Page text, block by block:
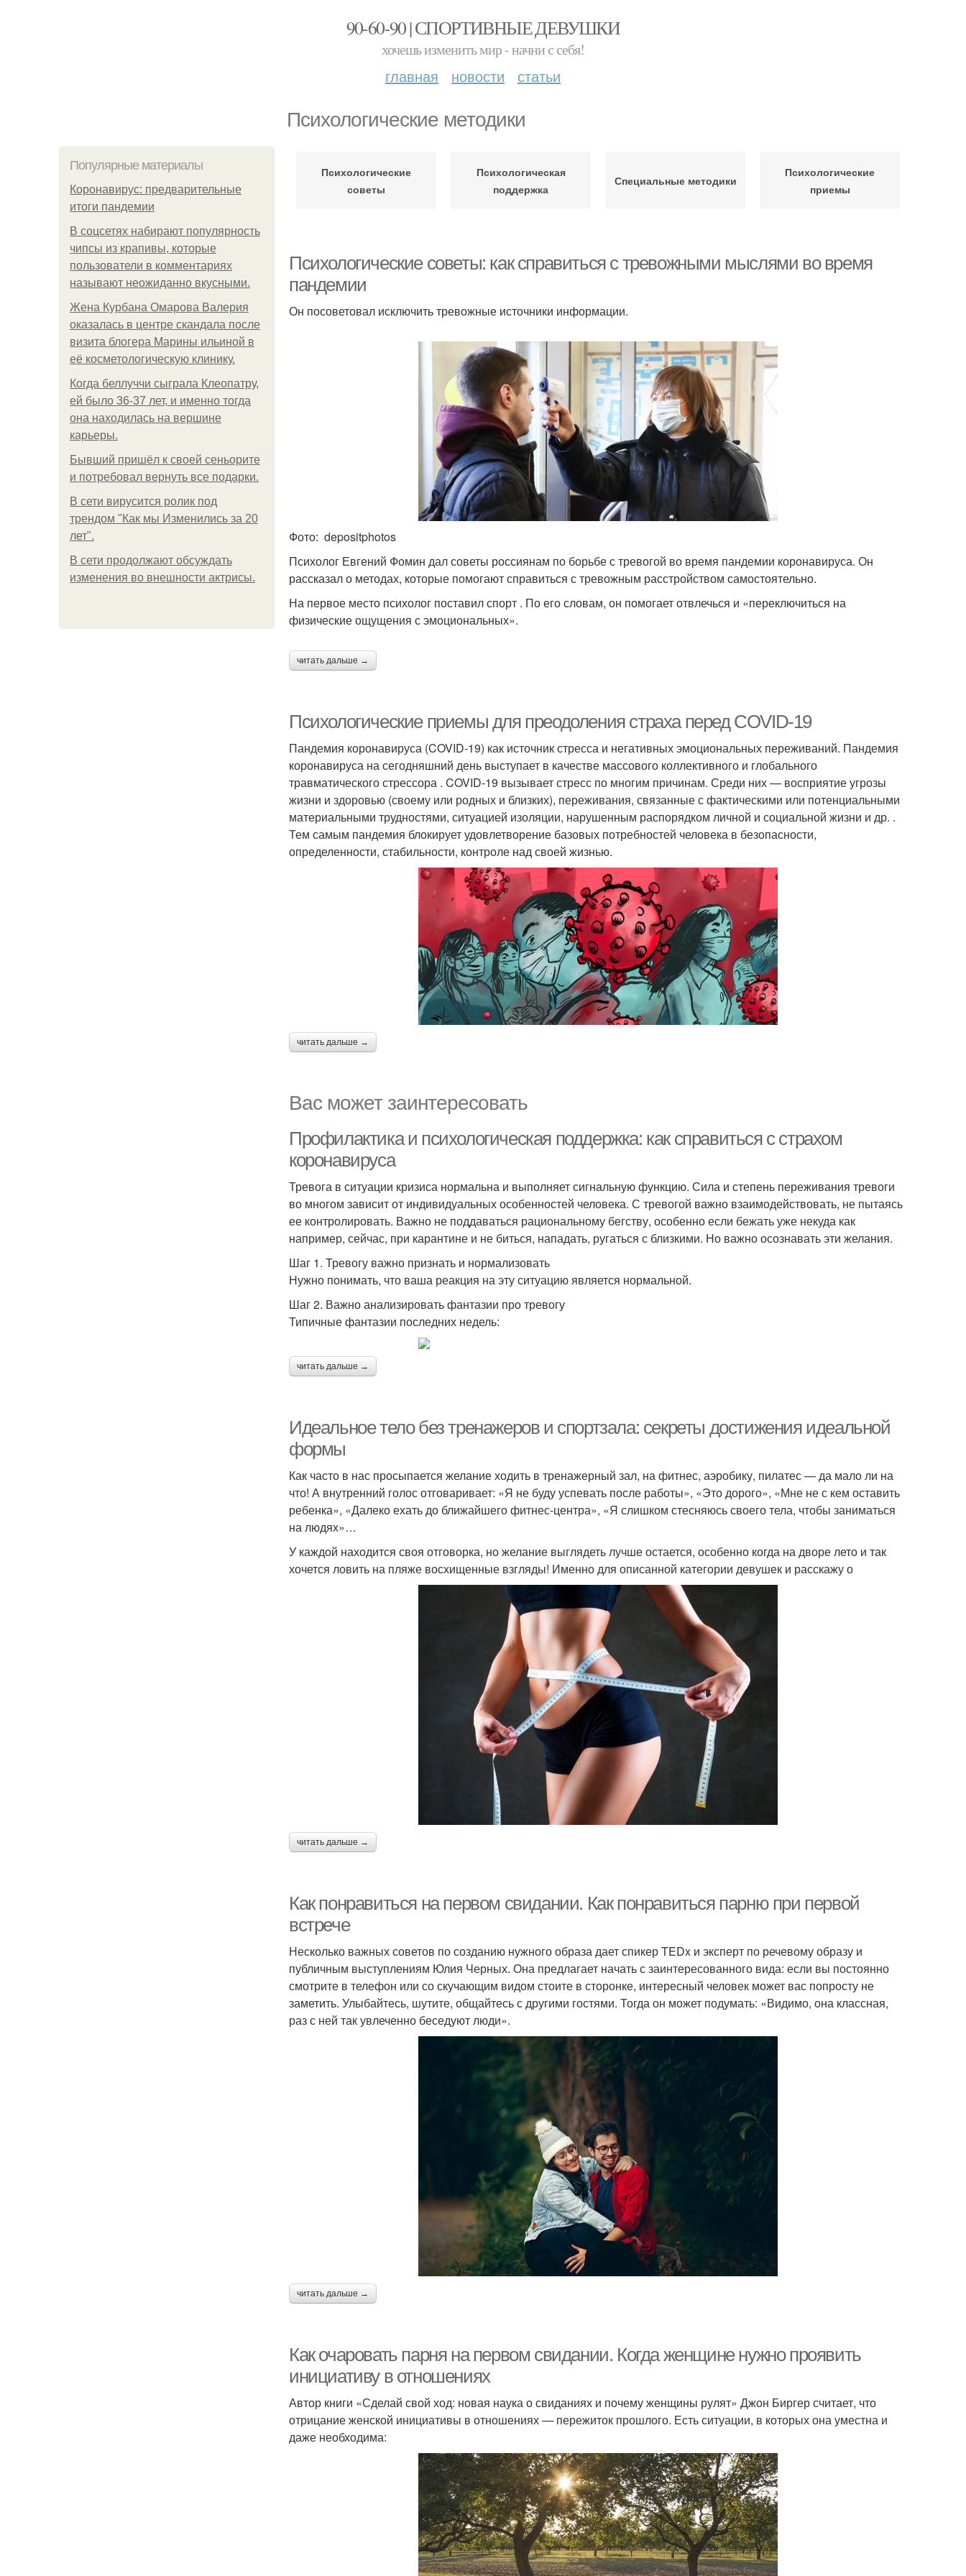
90-60-90 | СПОРТИВНЫЕ ДЕВУШКИ
хочешь изменить мир - начни с себя!
главная новости статьи
Психологические методики
Популярные материалы
Коронавирус: предварительные
итоги пандемии
В соцсетях набирают популярность
чипсы из крапивы, которые
пользователи в комментариях
называют неожиданно вкусными.
Жена Курбана Омарова Валерия
оказалась в центре скандала после
визита блогера Марины ильиной в
её косметологическую клинику.
Когда беллуччи сыграла Клеопатру,
ей было 36-37 лет, и именно тогда
она находилась на вершине
карьеры.
Бывший пришёл к своей сеньорите
и потребовал вернуть все подарки.
В сети вирусится ролик под
трендом "Как мы Изменились за 20
лет".
В сети продолжают обсуждать
изменения во внешности актрисы.
Психологические
советы
Психологическая
поддержка
Специальные методики
Психологические
приемы
Психологические советы: как справиться с тревожными мыслями во время
пандемии
Он посоветовал исключить тревожные источники информации.
Фото: depositphotos
Психолог Евгений Фомин дал советы россиянам по борьбе с тревогой во время пандемии коронавируса. Он
рассказал о методах, которые помогают справиться с тревожным расстройством самостоятельно.
На первое место психолог поставил спорт . По его словам, он помогает отвлечься и «переключиться на
физические ощущения с эмоциональных».
читать дальше →
Психологические приемы для преодоления страха перед COVID-19
Пандемия коронавируса (COVID-19) как источник стресса и негативных эмоциональных переживаний. Пандемия
коронавируса на сегодняшний день выступает в качестве массового коллективного и глобального
травматического стрессора . COVID-19 вызывает стресс по многим причинам. Среди них — восприятие угрозы
жизни и здоровью (своему или родных и близких), переживания, связанные с фактическими или потенциальными
материальными трудностями, ситуацией изоляции, нарушенным распорядком личной и социальной жизни и др. .
Тем самым пандемия блокирует удовлетворение базовых потребностей человека в безопасности,
определенности, стабильности, контроле над своей жизнью.
читать дальше →
Вас может заинтересовать
Профилактика и психологическая поддержка: как справиться с страхом
коронавируса
Тревога в ситуации кризиса нормальна и выполняет сигнальную функцию. Сила и степень переживания тревоги
во многом зависит от индивидуальных особенностей человека. С тревогой важно взаимодействовать, не пытаясь
ее контролировать. Важно не поддаваться рациональному бегству, особенно если бежать уже некуда как
например, сейчас, при карантине и не биться, нападать, ругаться с близкими. Но важно осознавать эти желания.
Шаг 1. Тревогу важно признать и нормализовать
Нужно понимать, что ваша реакция на эту ситуацию является нормальной.
Шаг 2. Важно анализировать фантазии про тревогу
Типичные фантазии последних недель:
читать дальше →
Идеальное тело без тренажеров и спортзала: секреты достижения идеальной
формы
Как часто в нас просыпается желание ходить в тренажерный зал, на фитнес, аэробику, пилатес — да мало ли на
что! А внутренний голос отговаривает: «Я не буду успевать после работы», «Это дорого», «Мне не с кем оставить
ребенка», «Далеко ехать до ближайшего фитнес-центра», «Я слишком стесняюсь своего тела, чтобы заниматься
на людях»…
У каждой находится своя отговорка, но желание выглядеть лучше остается, особенно когда на дворе лето и так
хочется ловить на пляже восхищенные взгляды! Именно для описанной категории девушек и расскажу о
читать дальше →
Как понравиться на первом свидании. Как понравиться парню при первой
встрече
Несколько важных советов по созданию нужного образа дает спикер TEDx и эксперт по речевому образу и
публичным выступлениям Юлия Черных. Она предлагает начать с заинтересованного вида: если вы постоянно
смотрите в телефон или со скучающим видом стоите в сторонке, интересный человек может вас попросту не
заметить. Улыбайтесь, шутите, общайтесь с другими гостями. Тогда он может подумать: «Видимо, она классная,
раз с ней так увлеченно беседуют люди».
читать дальше →
Как очаровать парня на первом свидании. Когда женщине нужно проявить
инициативу в отношениях
Автор книги «Сделай свой ход: новая наука о свиданиях и почему женщины рулят» Джон Биргер считает, что
отрицание женской инициативы в отношениях — пережиток прошлого. Есть ситуации, в которых она уместна и
даже необходима: